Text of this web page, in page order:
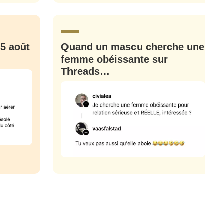
août
Quand un mascu cherche une
femme obéissante sur
Threads…